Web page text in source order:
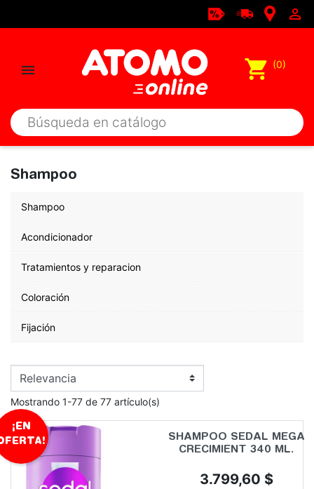

 shopping_cart (0)
Shampoo
Shampoo
Acondicionador
Tratamientos y reparacion
Coloración
Fijación
Mostrando 1-77 de 77 artículo(s)
SHAMPOO SEDAL MEGA
CRECIMIENT 340 ML.
Precio
3.799,60 $
¡EN